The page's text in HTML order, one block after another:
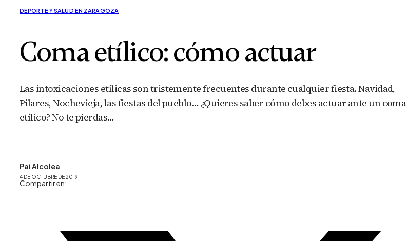
DEPORTE Y SALUD EN ZARAGOZA
Coma etílico: cómo actuar
Las intoxicaciones etílicas son tristemente frecuentes durante cualquier fiesta. Navidad,
Pilares, Nochevieja, las fiestas del pueblo… ¿Quieres saber cómo debes actuar ante un coma
etílico? No te pierdas…
Pai Alcolea
4 DE OCTUBRE DE 2019
Compartir en: